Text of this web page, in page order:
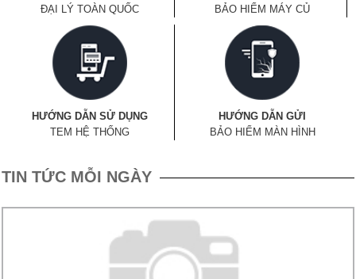
ĐẠI LÝ TOÀN QUỐC
BẢO HIỂM MÁY CỦ
HƯỚNG DẪN SỬ DỤNG
TEM HỆ THỐNG
HƯỚNG DẪN GỬI
BẢO HIỂM MÀN HÌNH
TIN TỨC MỖI NGÀY